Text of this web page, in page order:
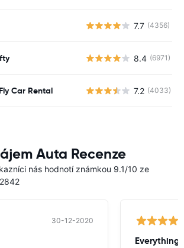
7.7 (4356)
8.4 (6971)
Car Rental 7.2 (4033)
Auta Recenze
nás hodnotí známkou 9.1/10 ze
30-12-2020
Everything